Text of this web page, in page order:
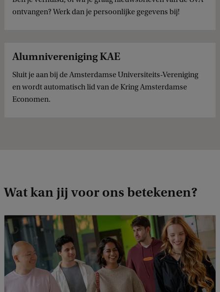
ontvangen? Werk dan je persoonlijke gegevens bij!
Alumnivereniging KAE
Sluit je aan bij de Amsterdamse Universiteits-Vereniging
en wordt automatisch lid van de Kring Amsterdamse
Economen.
Wat kan jij voor ons betekenen?